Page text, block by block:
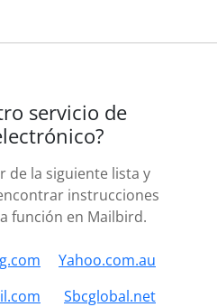
servicio de
de la siguiente lista y
instrucciones
función en Mailbird.
Yahoo.com.au
Sbcglobal.net